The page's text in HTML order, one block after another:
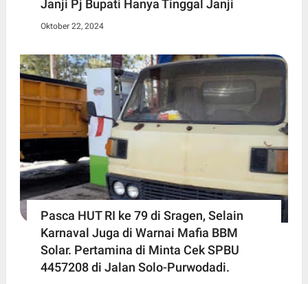
Janji Pj Bupati Hanya Tinggal Janji
Oktober 22, 2024
Pasca HUT RI ke 79 di Sragen, Selain
Karnaval Juga di Warnai Mafia BBM
Solar. Pertamina di Minta Cek SPBU
4457208 di Jalan Solo-Purwodadi.